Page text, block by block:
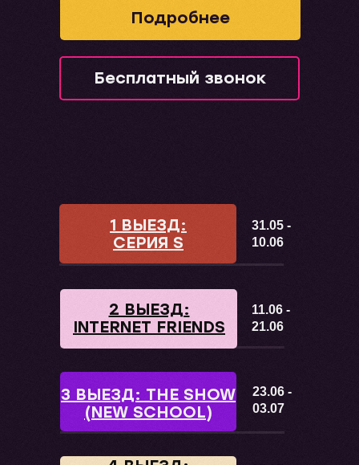
Подробнее
Бесплатный звонок
31.05 -
10.06
1 ВЫЕЗД:
СЕРИЯ S
11.06 -
21.06
2 ВЫЕЗД:
INTERNET FRIENDS
23.06 -
03.07
3 ВЫЕЗД: THE SHOW
(NEW SCHOOL)